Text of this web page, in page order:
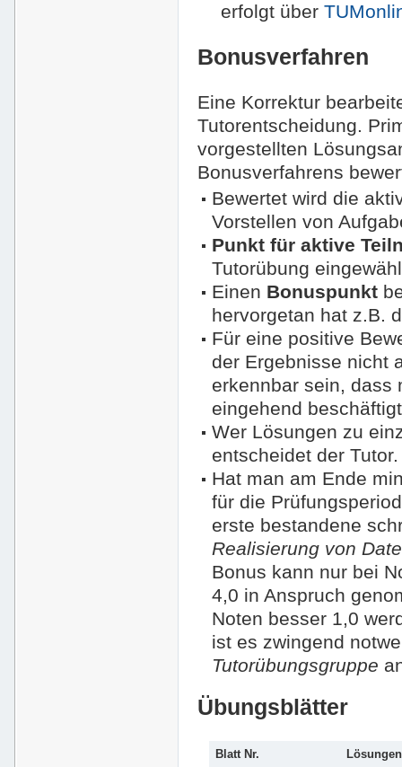
erfolgt über
Bonusverfahren
Eine Korrektur
Tutorentscheidung.
vorgestellten
Bonusverfahrens
Bewertet wird die
Vorstellen von
Punkt für aktive
Tutorübung
Einen Bonuspunkt
hervorgetan hat z.B.
Für eine positive
der Ergebnisse nicht
erkennbar sein, dass
eingehend
Wer Lösungen zu
entscheidet der Tutor.
Hat man am Ende
für die
erste bestandene
Realisierung von
Bonus kann nur bei
4,0 in Anspruch
Noten besser 1,0
ist es zwingend
Tutorübungsgruppe
Übungsblätter
Blatt Nr.
Lösungen